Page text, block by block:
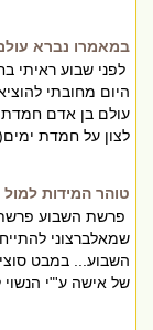
במאמרו נברא
לפני שבוע ראיתי
היום מחובתי
עולם בן אדם חמדת
לצון על חמדת
טוהר המידות
פרשת השבוע
שמאלברצוני
השבוע... במבט
של אישה ע'"י הנשוי